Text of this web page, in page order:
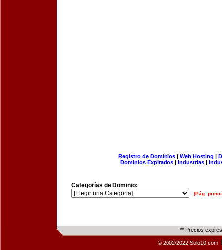
Registro de Dominios| Web Hosting |
Dominios Expirados | Industrias |
Categorías de Dominio:
[Pág.
** Precios
© 2002/2022 Solo10.com